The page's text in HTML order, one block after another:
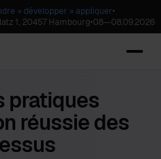
» développer » appliquer•
1, 20457 Hambourg•08—08.09.2026
pratiques
réussie des